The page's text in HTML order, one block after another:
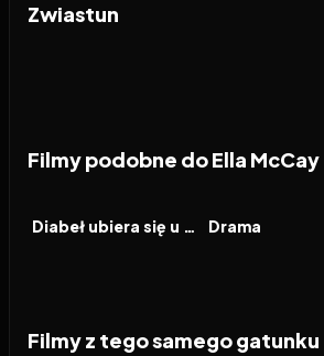
Zwiastun
Filmy podobne do Ella McCay
FILM Diabeł ubiera się u Prady 2 FILM
Drama
Filmy z tego samego gatunku